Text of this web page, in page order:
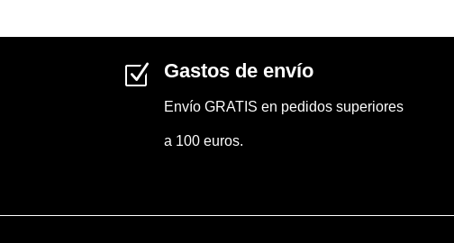
Z Gastos de envío
Envío GRATIS en pedidos superiores
a 100 euros.